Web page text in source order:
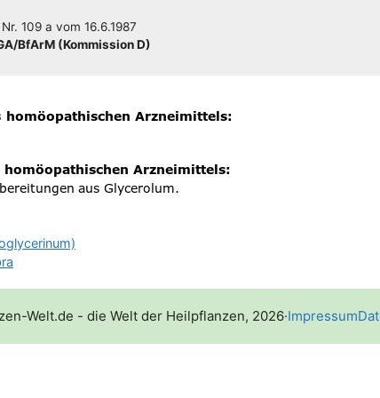
Nr. 109 a vom 16.6.1987
​​BfArM (Kom­mis­si­on D)
Welt.de - die Welt der Heilpflanzen, 2026·Impressum